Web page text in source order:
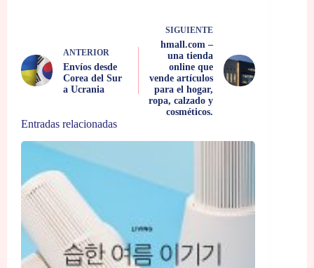
ANTERIOR
Envíos desde
Corea del Sur
a Ucrania
SIGUIENTE
hmall.com –
una tienda
online que
vende artículos
para el hogar,
ropa, calzado y
cosméticos.
Entradas relacionadas